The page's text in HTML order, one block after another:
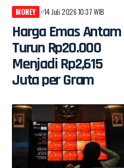
MONEY 14 Juli 2026 10:37 WIB
Harga Emas Antam
Turun Rp20.000
Menjadi Rp2,615
Juta per Gram